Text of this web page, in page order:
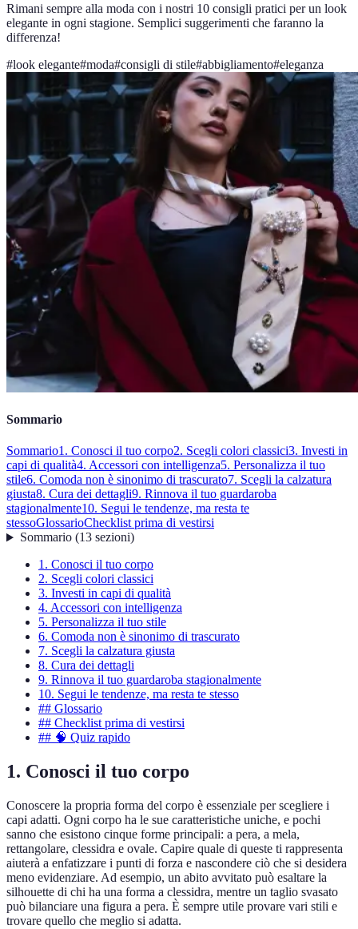
Rimani sempre alla moda con i nostri 10 consigli pratici per un look
elegante in ogni stagione. Semplici suggerimenti che faranno la
differenza!
#look elegante#moda#consigli di stile#abbigliamento#eleganza
Sommario
Sommario1. Conosci il tuo corpo2. Scegli colori classici3. Investi in
capi di qualità4. Accessori con intelligenza5. Personalizza il tuo
stile6. Comoda non è sinonimo di trascurato7. Scegli la calzatura
giusta8. Cura dei dettagli9. Rinnova il tuo guardaroba
stagionalmente10. Segui le tendenze, ma resta te
stessoGlossarioChecklist prima di vestirsi
Sommario(13 sezioni)
1. Conosci il tuo corpo
2. Scegli colori classici
3. Investi in capi di qualità
4. Accessori con intelligenza
5. Personalizza il tuo stile
6. Comoda non è sinonimo di trascurato
7. Scegli la calzatura giusta
8. Cura dei dettagli
9. Rinnova il tuo guardaroba stagionalmente
10. Segui le tendenze, ma resta te stesso
## Glossario
## Checklist prima di vestirsi
## 🧠 Quiz rapido
1. Conosci il tuo corpo
Conoscere la propria forma del corpo è essenziale per scegliere i
capi adatti. Ogni corpo ha le sue caratteristiche uniche, e pochi
sanno che esistono cinque forme principali: a pera, a mela,
rettangolare, clessidra e ovale. Capire quale di queste ti rappresenta
aiuterà a enfatizzare i punti di forza e nascondere ciò che si desidera
meno evidenziare. Ad esempio, un abito avvitato può esaltare la
silhouette di chi ha una forma a clessidra, mentre un taglio svasato
può bilanciare una figura a pera. È sempre utile provare vari stili e
trovare quello che meglio si adatta.